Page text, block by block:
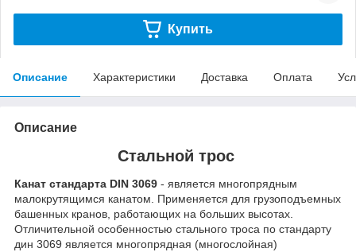
Купить
Описание Характеристики Доставка Оплата
Описание
Стальной трос
Канат стандарта DIN 3069 - является многопрядным
малокрутящимся канатом. Применяется для грузоподъемных
башенных кранов, работающих на больших высотах.
Отличительной особенностью стального троса по стандарту
дин 3069 является многопрядная (многослойная)